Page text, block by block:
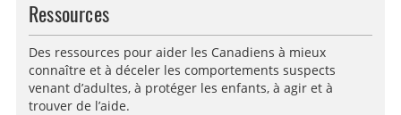
Ressources
Des ressources pour aider les Canadiens à mieux
connaître et à déceler les comportements suspects
venant d’adultes, à protéger les enfants, à agir et à
trouver de l’aide.